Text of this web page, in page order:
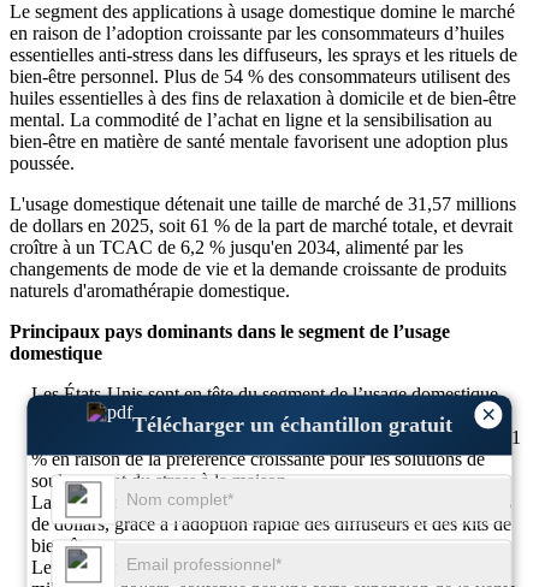
×
Télécharger un échantillon gratuit
Le segment des applications à usage domestique domine le marché
en raison de l’adoption croissante par les consommateurs d’huiles
essentielles anti-stress dans les diffuseurs, les sprays et les rituels de
bien-être personnel. Plus de 54 % des consommateurs utilisent des
huiles essentielles à des fins de relaxation à domicile et de bien-être
mental. La commodité de l’achat en ligne et la sensibilisation au
bien-être en matière de santé mentale favorisent une adoption plus
poussée.
L'usage domestique détenait une taille de marché de 31,57 millions
de dollars en 2025, soit 61 % de la part de marché totale, et devrait
croître à un TCAC de 6,2 % jusqu'en 2034, alimenté par les
changements de mode de vie et la demande croissante de produits
naturels d'aromathérapie domestique.
Principaux pays dominants dans le segment de l’usage
domestique
Les États-Unis sont en tête du segment de l’usage domestique
avec une taille de marché de 8,49 millions de dollars en 2025,
détenant une part de 27 % et devraient croître à un TCAC de 6,1
% en raison de la préférence croissante pour les solutions de
soulagement du stress à la maison.
La Chine représentait une part de 23 %, évaluée à 7,26 millions
de dollars, grâce à l'adoption rapide des diffuseurs et des kits de
bien-être.
Le Royaume-Uni détenait une part de 17 %, totalisant 5,36